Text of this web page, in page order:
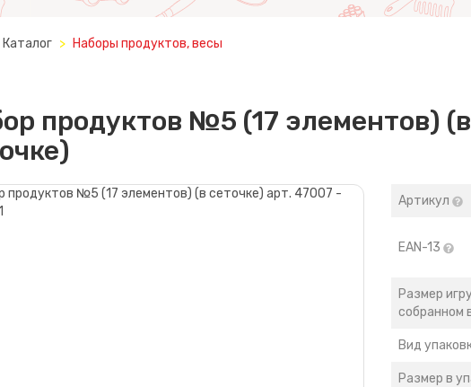
Каталог Наборы продуктов, весы
продуктов №5 (17 элементов) (в
Артикул
EAN-13
Размер
собранном
Вид
Размер в